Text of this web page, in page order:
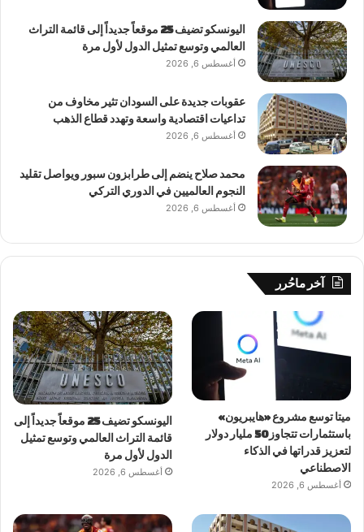
اليونسكو تضيف 25 موقعاً جديداً إلى قائمة التراث
العالمي وتوسع تمثيل الدول لأول مرة
أغسطس 6, 2026
عقوبات جديدة على السودان تثير مخاوف من
تداعيات اقتصادية واسعة وتهدد قطاع الذهب
أغسطس 6, 2026
محمد صلاح ينضم إلى طرابزون سبور ويواصل تقليد
النجوم العالميين في الدوري التركي
أغسطس 6, 2026
آخر ماحُرر
ميتا توسع مشروع «هايبريون»
باستثمارات تتجاوز 50 مليار دولار
لتعزيز قدراتها في الذكاء
الاصطناعي
أغسطس 6, 2026
اليونسكو تضيف 25 موقعاً جديداً إلى
قائمة التراث العالمي وتوسع تمثيل
الدول لأول مرة
أغسطس 6, 2026